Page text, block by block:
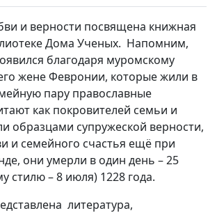
тур
и верности посвящена книжная
Дома Ученых. Напомним,
благодаря муромскому
жене Февронии, которые жили в
пару православные
как покровителей семьи и
образцами супружеской верности,
и семейного счастья ещё при
они умерли в один день – 25
стилю – 8 июля) 1228 года.
литература,